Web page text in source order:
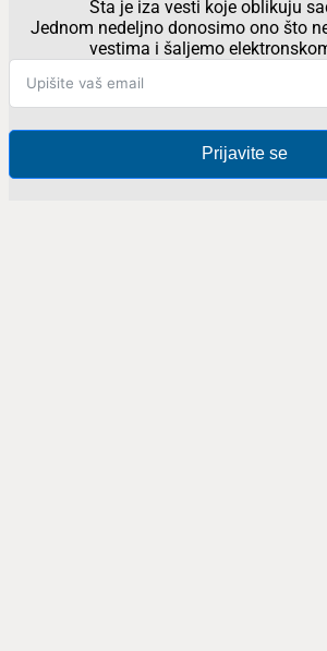
Šta je iza vesti koje oblikuju
Jednom nedeljno donosimo ono što
vestima i šaljemo
Prijavite se